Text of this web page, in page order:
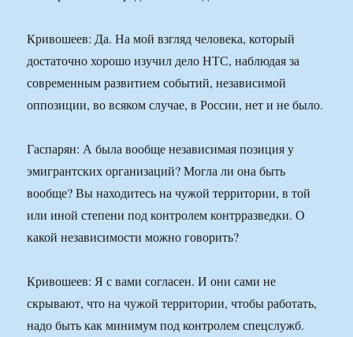
Кривошеев: Да. На мой взгляд человека, который
достаточно хорошо изучил дело НТС, наблюдая за
современным развитием событий, независимой
оппозиции, во всяком случае, в России, нет и не было.
Гаспарян: А была вообще независимая позиция у
эмигрантских организаций? Могла ли она быть
вообще? Вы находитесь на чужой территории, в той
или иной степени под контролем контрразведки. О
какой независимости можно говорить?
Кривошеев: Я с вами согласен. И они сами не
скрывают, что на чужой территории, чтобы работать,
надо быть как минимум под контролем спецслужб.